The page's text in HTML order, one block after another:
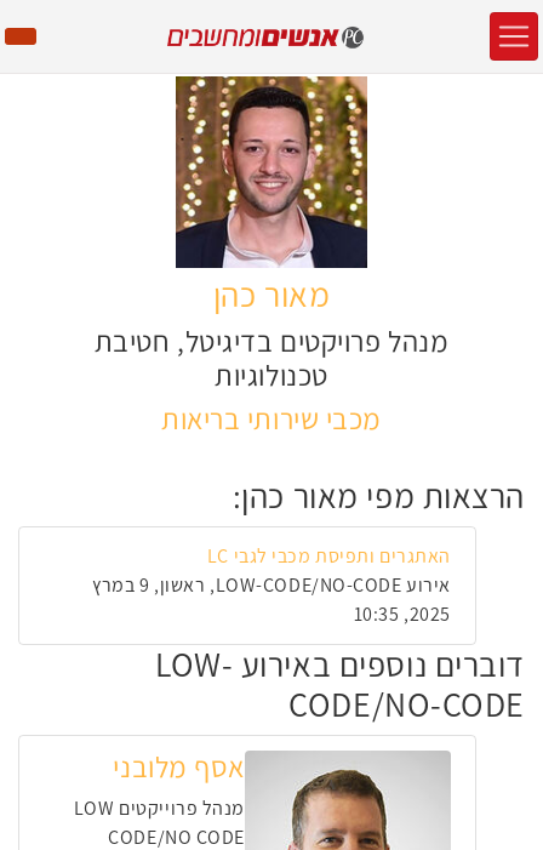
מאור כהן
מנהל פרויקטים בדיגיטל, חטיבת
טכנולוגיות
מכבי שירותי בריאות
הרצאות מפי מאור כהן:
האתגרים ותפיסת מכבי לגבי LC
אירוע LOW-CODE/NO-CODE, ראשון, 9 במרץ
2025, 10:35
דוברים נוספים באירוע LOW-
CODE/NO-CODE
אסף מלובני
מנהל פרוייקטים LOW
CODE/NO CODE